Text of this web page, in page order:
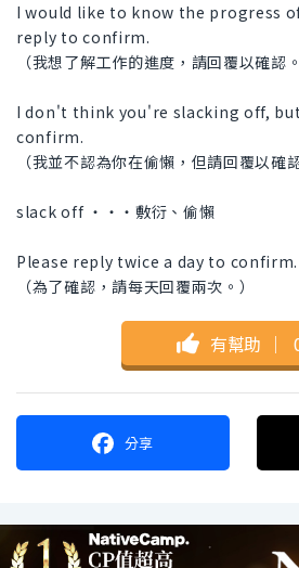
I would like to know the progress
reply to confirm.
（我想了解工作的進度，請回覆以確認。
I don't think you're slacking off,
confirm.
（我並不認為你在偷懶，但請回覆以確認
slack off ・・・敷衍、偷懶
Please reply twice a day to confirm.
（為了確認，請每天回覆兩次。）
有幫助 ｜
分享